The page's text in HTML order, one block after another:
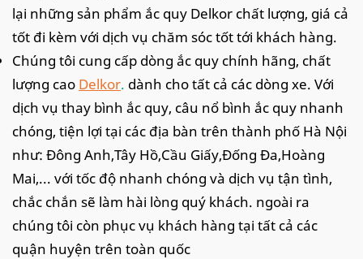
lại những sản phẩm ắc quy Delkor chất lượng, giá cả
tốt đi kèm với dịch vụ chăm sóc tốt tới khách hàng.
Chúng tôi cung cấp dòng ắc quy chính hãng, chất
lượng cao Delkor. dành cho tất cả các dòng xe. Với
dịch vụ thay bình ắc quy, câu nổ bình ắc quy nhanh
chóng, tiện lợi tại các địa bàn trên thành phố Hà Nội
như: Đông Anh,Tây Hồ,Cầu Giấy,Đống Đa,Hoàng
Mai,... với tốc độ nhanh chóng và dịch vụ tận tình,
chắc chắn sẽ làm hài lòng quý khách. ngoài ra
chúng tôi còn phục vụ khách hàng tại tất cả các
quận huyện trên toàn quốc